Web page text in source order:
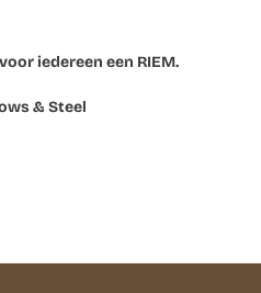
iedereen een RIEM.
& Steel